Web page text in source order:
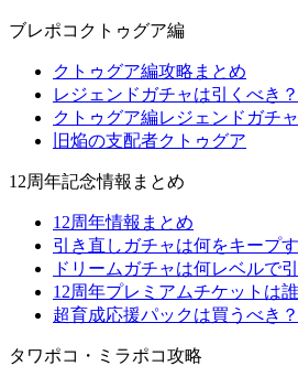
ブレポコクトゥグア編
クトゥグア編攻略まとめ
レジェンドガチャは引くべき？
クトゥグア編レジェンドガチ
旧焔の支配者クトゥグア
12周年記念情報まとめ
12周年情報まとめ
引き直しガチャは何をキープ
ドリームガチャは何レベルで
12周年プレミアムチケットは
超育成応援パックは買うべき？
タワポコ・ミラポコ攻略